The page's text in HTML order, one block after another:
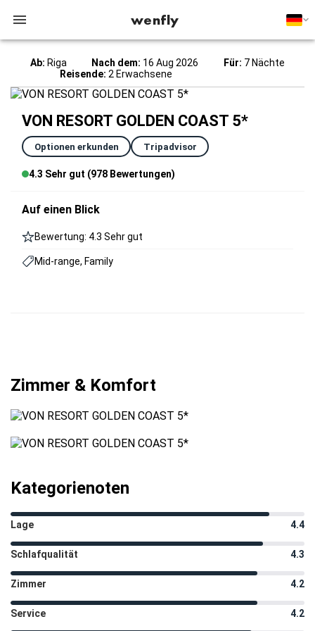
wenfly
Ab: Riga Nach dem: 16 Aug 2026 Für: 7 Nächte
Reisende: 2 Erwachsene
VON RESORT GOLDEN COAST 5*
Optionen erkunden Tripadvisor
4.3 Sehr gut (978 Bewertungen)
Auf einen Blick
Bewertung: 4.3 Sehr gut
Mid-range, Family
Zimmer & Komfort
Kategorienoten
Lage 4.4
Schlafqualität 4.3
Zimmer 4.2
Service 4.2